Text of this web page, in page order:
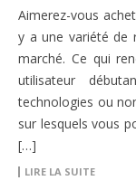
Aimerez-vous
y a une variété de
marché. Ce qui
utilisateur
technologies ou
sur lesquels vous
[…]
LIRE LA SUITE